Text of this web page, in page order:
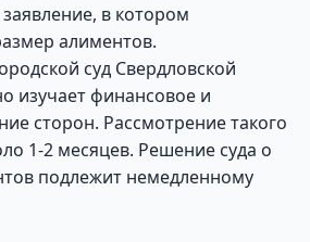
в котором
алиментов.
суд Свердловской
изучает финансовое и
сторон. Рассмотрение такого
1-2 месяцев. Решение суда о
подлежит немедленному